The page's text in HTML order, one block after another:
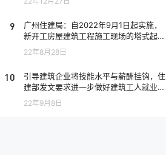
9
广州住建局：自2022年9月1日起实施，
新开工房屋建筑工程施工现场的塔式起重
机设备应安装配备安全监控系统
22年8月28日
10
引导建筑企业将技能水平与薪酬挂钩，住
建部发文要求进一步做好建筑工人就业服
务和权益保障工作
22年9月8日